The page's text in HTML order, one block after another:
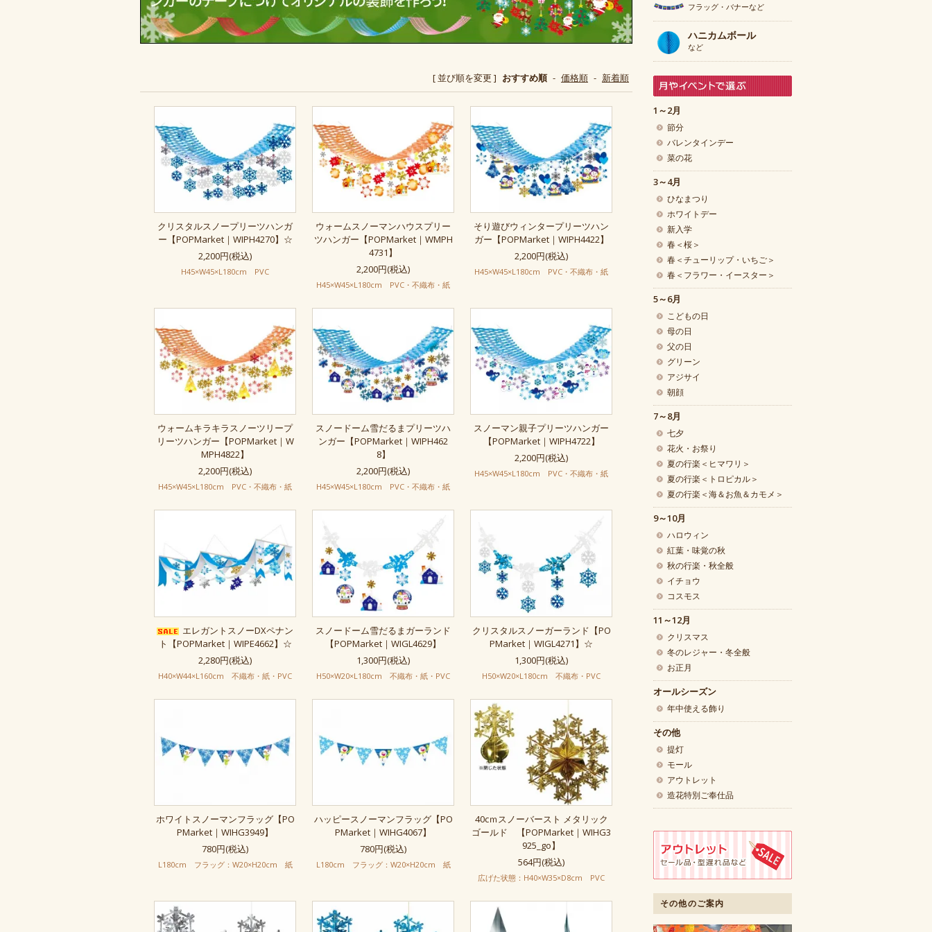
[ 並び順を変更 ] おすすめ順 - 価格順 - 新着順
クリスタルスノープリーツハンガ
ー【POPMarket｜WIPH4270】☆
2,200円(税込)
H45×W45×L180cm PVC
ウォームスノーマンハウスプリー
ツハンガー【POPMarket｜WMPH
4731】
2,200円(税込)
H45×W45×L180cm PVC・不織布・紙
そり遊びウィンタープリーツハン
ガー【POPMarket｜WIPH4422】
2,200円(税込)
H45×W45×L180cm PVC・不織布・紙
ウォームキラキラスノーツリープ
リーツハンガー【POPMarket｜W
MPH4822】
2,200円(税込)
H45×W45×L180cm PVC・不織布・紙
スノードーム雪だるまプリーツハ
ンガー【POPMarket｜WIPH462
8】
2,200円(税込)
H45×W45×L180cm PVC・不織布・紙
スノーマン親子プリーツハンガー
【POPMarket｜WIPH4722】
2,200円(税込)
H45×W45×L180cm PVC・不織布・紙
エレガントスノーDXペナン
ト【POPMarket｜WIPE4662】☆
2,280円(税込)
H40×W44×L160cm 不織布・紙・PVC
スノードーム雪だるまガーランド
【POPMarket｜WIGL4629】
1,300円(税込)
H50×W20×L180cm 不織布・紙・PVC
クリスタルスノーガーランド【PO
PMarket｜WIGL4271】☆
1,300円(税込)
H50×W20×L180cm 不織布・PVC
ホワイトスノーマンフラッグ【PO
PMarket｜WIHG3949】
780円(税込)
L180cm フラッグ：W20×H20cm 紙
ハッピースノーマンフラッグ【PO
PMarket｜WIHG4067】
780円(税込)
L180cm フラッグ：W20×H20cm 紙
40cｍスノーバースト メタリック
ゴールド 【POPMarket｜WIHG3
925_go】
564円(税込)
広げた状態：H40×W35×D8cm PVC
フラッグ・バナーなど
ハニカムボール
など
1～2月
節分
バレンタインデー
菜の花
3～4月
ひなまつり
ホワイトデー
新入学
春＜桜＞
春＜チューリップ・いちご＞
春＜フラワー・イースター＞
5～6月
こどもの日
母の日
父の日
グリーン
アジサイ
朝顔
7～8月
七夕
花火・お祭り
夏の行楽＜ヒマワリ＞
夏の行楽＜トロピカル＞
夏の行楽＜海＆お魚＆カモメ＞
9～10月
ハロウィン
紅葉・味覚の秋
秋の行楽・秋全般
イチョウ
コスモス
11～12月
クリスマス
冬のレジャー・冬全般
お正月
オールシーズン
年中使える飾り
その他
提灯
モール
アウトレット
造花特別ご奉仕品
その他のご案内